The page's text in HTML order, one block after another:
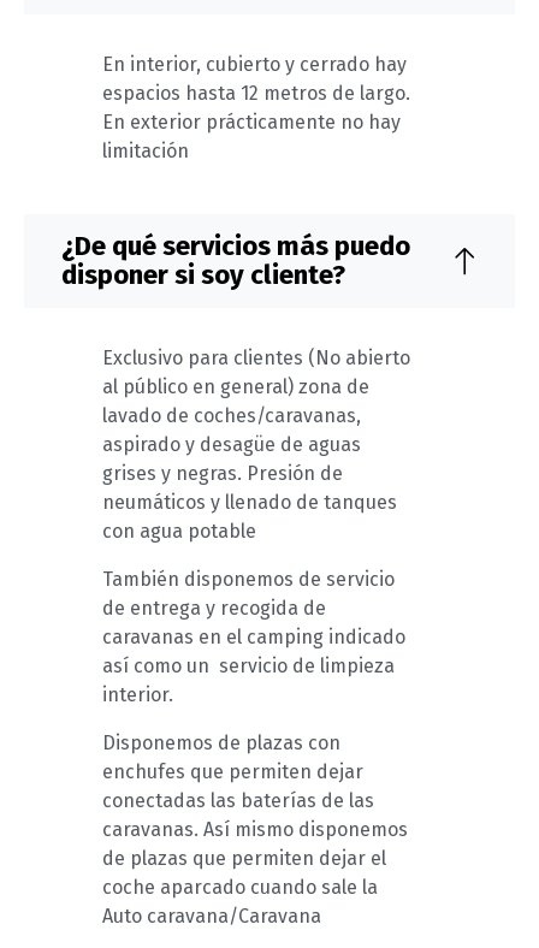
En interior, cubierto y cerrado hay
espacios hasta 12 metros de largo.
En exterior prácticamente no hay
limitación
¿De qué servicios más puedo
disponer si soy cliente?
Exclusivo para clientes (No abierto
al público en general) zona de
lavado de coches/caravanas,
aspirado y desagüe de aguas
grises y negras. Presión de
neumáticos y llenado de tanques
con agua potable
También disponemos de servicio
de entrega y recogida de
caravanas en el camping indicado
así como un servicio de limpieza
interior.
Disponemos de plazas con
enchufes que permiten dejar
conectadas las baterías de las
caravanas. Así mismo disponemos
de plazas que permiten dejar el
coche aparcado cuando sale la
Auto caravana/Caravana